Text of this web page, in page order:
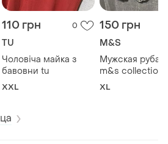
110 грн 0
TU
Чоловіча майка з
бавовни tu
XXL
150 грн
M&S
Мужская
m&s collection
XL